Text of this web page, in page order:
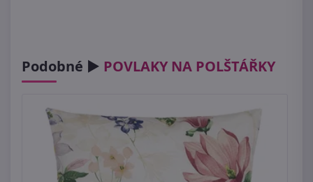
Podobné ► POVLAKY NA POLŠTÁŘKY